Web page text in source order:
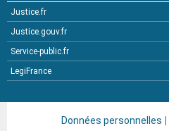
Justice.fr
Justice.gouv.fr
Service-public.fr
LegiFrance
Données personnelles